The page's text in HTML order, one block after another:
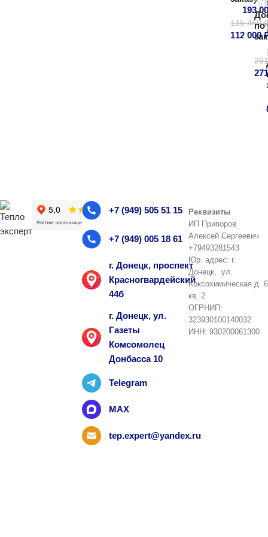
135 460
112 000
193
по
+7 (949) 505 51 15
+7 (949) 005 18 61
г. Донецк, проспект
Красногвардейский
44б
г. Донецк, ул.
Газеты
Комсомолец
Донбасса 10
Telegram
MAX
tep.expert@yandex.ru
Реквизиты
ИП Припоров
Алексей Сергеевич
+79493281543
Юр. адрес: г.
Донецк, ул.
Коксохимическая д. 6
кв. 2
ОГРНИП:
323930100140032
ИНН: 930200061300